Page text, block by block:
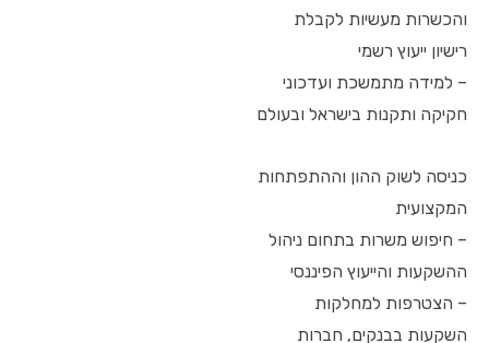
והכשרות מעשיות לקבלת
רישיון ייעוץ רשמי
– למידה מתמשכת ועדכוני
חקיקה ותקנות בישראל ובעולם
כניסה לשוק ההון וההתפתחות
המקצועית
– חיפוש משרות בתחום ניהול
ההשקעות והייעוץ הפיננסי
– הצטרפות למחלקות
השקעות בבנקים, חברות